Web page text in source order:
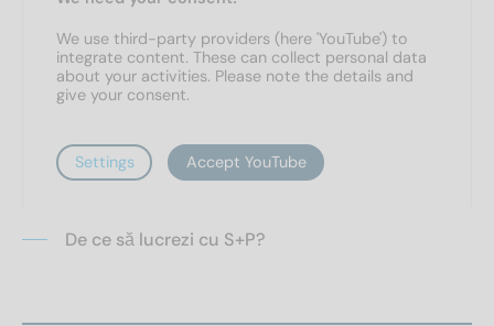
We use third-party providers (here 'YouTube') to
integrate content. These can collect personal data
about your activities. Please note the details and
give your consent.
Settings Accept YouTube
De ce să lucrezi cu S+P?